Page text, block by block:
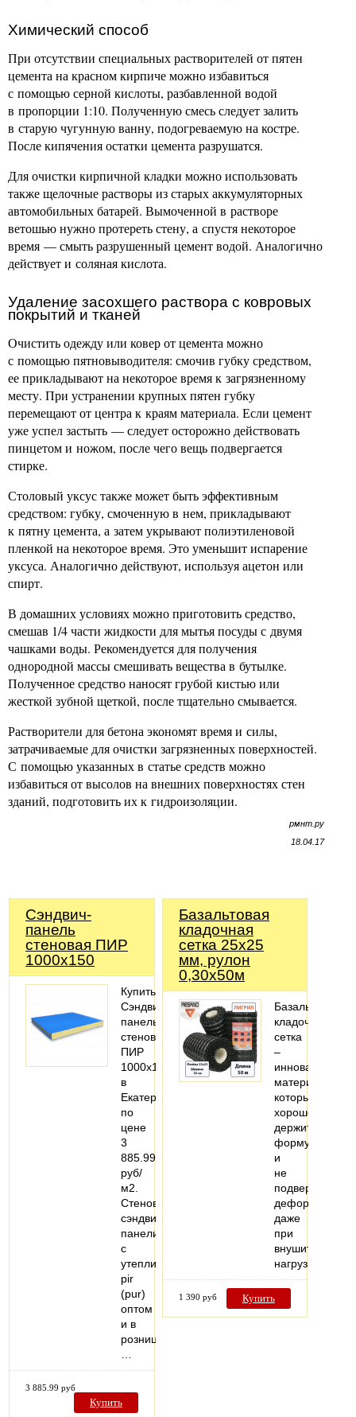
Химический способ
При отсутствии специальных растворителей от пятен
цемента на красном кирпиче можно избавиться
с помощью серной кислоты, разбавленной водой
в пропорции 1:10. Полученную смесь следует залить
в старую чугунную ванну, подогреваемую на костре.
После кипячения остатки цемента разрушатся.
Для очистки кирпичной кладки можно использовать
также щелочные растворы из старых аккумуляторных
автомобильных батарей. Вымоченной в растворе
ветошью нужно протереть стену, а спустя некоторое
время — смыть разрушенный цемент водой. Аналогично
действует и соляная кислота.
Удаление засохшего раствора с ковровых
покрытий и тканей
Очистить одежду или ковер от цемента можно
с помощью пятновыводителя: смочив губку средством,
ее прикладывают на некоторое время к загрязненному
месту. При устранении крупных пятен губку
перемещают от центра к краям материала. Если цемент
уже успел застыть — следует осторожно действовать
пинцетом и ножом, после чего вещь подвергается
стирке.
Столовый уксус также может быть эффективным
средством: губку, смоченную в нем, прикладывают
к пятну цемента, а затем укрывают полиэтиленовой
пленкой на некоторое время. Это уменьшит испарение
уксуса. Аналогично действуют, используя ацетон или
спирт.
В домашних условиях можно приготовить средство,
смешав 1/4 части жидкости для мытья посуды с двумя
чашками воды. Рекомендуется для получения
однородной массы смешивать вещества в бутылке.
Полученное средство наносят грубой кистью или
жесткой зубной щеткой, после тщательно смывается.
Растворители для бетона экономят время и силы,
затрачиваемые для очистки загрязненных поверхностей.
С помощью указанных в статье средств можно
избавиться от высолов на внешних поверхностях стен
зданий, подготовить их к гидроизоляции.
рмнт.ру
18.04.17
Сэндвич-
панель
стеновая ПИР
1000x150
Купить
Сэндвич-
панель
стеновая
ПИР
1000x150
в
Екатеринбурге
по
цене
3
885.99
руб/
м2.
Стеновые
сэндвич-
панели
с
утеплителем
pir
(pur)
оптом
и в
розницу.
3 885.99 руб
Купить
Базальтовая
кладочная
сетка 25х25
мм, рулон
0,30х50м
Базальтовая
кладочная
сетка
–
материал,
который
хорошо
держит
форму
и
не
подвержен
деформации
даже
при
внушительных
нагрузках.
1 390 руб Купить